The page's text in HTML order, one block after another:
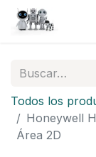
Todos los
Honeywell
Área 2D